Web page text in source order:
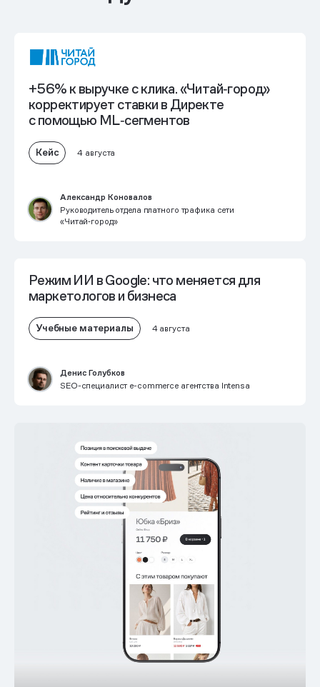
+56% к выручке с клика. «Читай‑город»
корректирует ставки в Директе
с помощью ML‑сегментов
Кейс 4 августа
Александр Коновалов
Руководитель отдела платного трафика сети
«Читай‑город»
Режим ИИ в Google: что меняется для
маркетологов и бизнеса
Учебные материалы 4 августа
Денис Голубков
SEO-специалист e-commerce агентства Intensa